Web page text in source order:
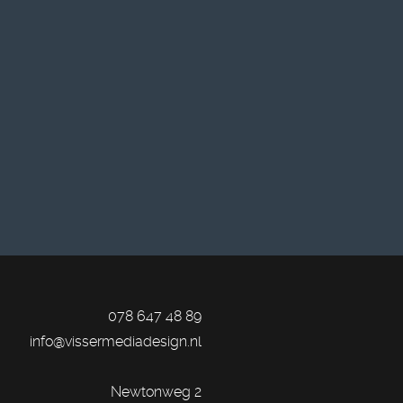
078 647 48 89
info@vissermediadesign.nl
Newtonweg 2